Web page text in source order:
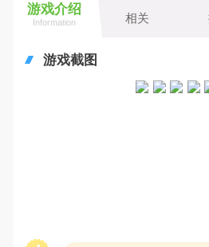
游戏介绍
Information 相关
游戏截图